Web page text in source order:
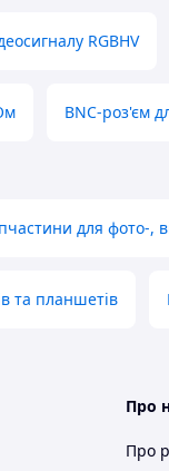
RGBHV
BNC-роз'єм
для фото-,
та планшетів
Про
Про